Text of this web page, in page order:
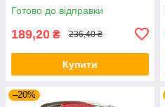
Готово до відправки
189,20 ₴ 236,40 ₴
Купити
–20%